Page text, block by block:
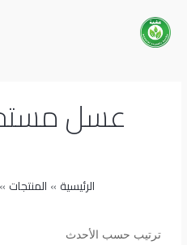
المحتوى
عسل
الرئيسية المنتجات